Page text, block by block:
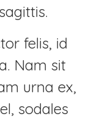
felis, id
Nam sit
urna ex,
sodales